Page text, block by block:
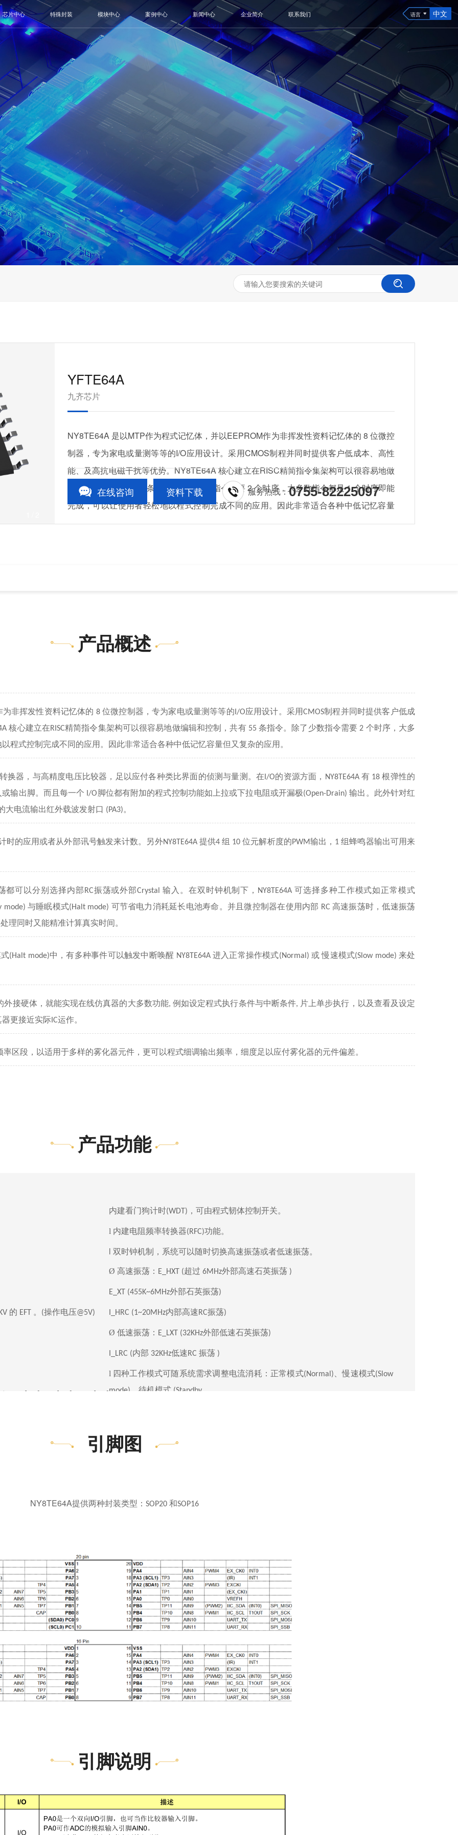
语言 中文
芯片中心 特殊封装 模块中心 案例中心 新闻中心 企业简介 联系我们
YFTE64A
九齐芯片
NY8TE64A 是以MTP作为程式记忆体，并以EEPROM作为非挥发性资料记忆体的 8 位微控
制器，专为家电或量测等等的I/O应用设计。采用CMOS制程并同时提供客户低成本、高性
能、及高抗电磁干扰等优势。NY8TE64A 核心建立在RISC精简指令集架构可以很容易地做
编辑和控制，共有 55 条指令。除了少数指令需要 2 个时序，大多数指令都是 1 个时序即能
完成，可以让使用者轻松地以程式控制完成不同的应用。因此非常适合各种中低记忆容量
但又复杂的应用。
在线咨询 资料下载 服务热线：0755-82225097
产品概述
为非挥发性资料记忆体的 8 位微控制器，专为家电或量测等等的 I/O应用设计。采用CMOS制程并同时提供客户低成
核心建立在RISC精简指令集架构可以很容易地做编辑和控制，共有 55 条指令。除了少数指令需要 2 个时序，大多
程式控制完成不同的应用。因此非常适合各种中低记忆容量但又复杂的应用。
换器，与高精度电压比较器，足以应付各种类比界面的侦测与量测。在 I/O的资源方面， NY8TE64A 有 18根弹性的
输出脚。而且每一个 I/O 脚位都有附加的程式控制功能如上拉或下拉电阻或开漏极(Open-Drain)输出。此外针对红
大电流输出红外载波发射口 (PA3)。
时的应用或者从外部讯号触发来计数。另外NY8TE64A 提供4 组 10位元解析度的PWM输出， 1组蜂鸣器输出可用来
都可以分别选择内部 RC振荡或外部Crystal 输入。在双时钟机制下， NY8TE64A 可选择多种工作模式如正常模式
mode) 与睡眠模式(Halt mode) 可节省电力消耗延长电池寿命。并且微控制器在使用内部 RC 高速振荡时，低速振荡
理同时又能精准计算真实时间。
(Halt mode)中，有多种事件可以触发中断唤醒 NY8TE64A 进入正常操作模式(Normal) 或 慢速模式(Slow mode) 来处
接硬体，就能实现在线仿真器的大多数功能, 例如设定程式执行条件与中断条件, 片上单步执行，以及查看及设定
更接近实际 IC运作。
区段，以适用于多样的雾化器元件，更可以程式细调输出频率，细度足以应付雾化器的元件偏差。
产品功能
的 EFT 。 (操作电压@5V)
或一般推电流 (Nromal Drive
Drive Current 。
除线路。
续下数计时。
Digital Converter)
内建看门狗计时(WDT) ，可由程式韧体控制开关。
l 内建电阻频率转换器(RFC)功能。
l 双时钟机制，系统可以随时切换高速振荡或者低速振荡。
Ø 高速振荡： E_HXT (超过 6MHz外部高速石英振荡 )
E_XT (455K~6MHz外部石英振荡)
I_HRC (1~20MHz内部高速RC振荡)
Ø 低速振荡： E_LXT (32KHz外部低速石英振荡)
I_LRC (内部 32KHz低速RC 振荡 )
l 四种工作模式可随系统需求调整电流消耗：正常模式(Normal) 、慢速模式(Slow
mode) 、待机模式 (Standby
l 十四种硬体中断：
Ø 三组外部中断输入。
Ø 低电压侦测中断。
Ø 比较器输出转态中断。
Ø 类比数位转换完成中断。
Ø 串行接口模组(SIM)中断。
Ø 触摸计数器溢位中断。
Ø 触摸比较中断。
lNY8TE64A在待机模式
Ø Timer0 溢位中断。
Timer1
Ø 中断。
引脚图
NY8TE64A提供两种封装类型： SOP20 和SOP16
引脚说明